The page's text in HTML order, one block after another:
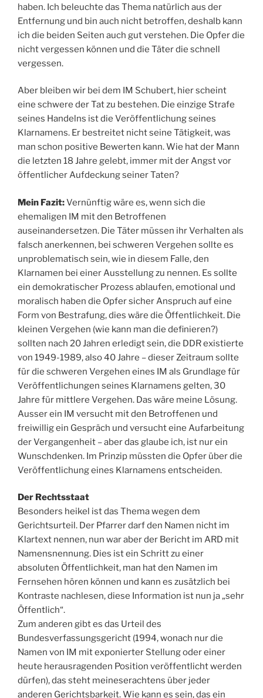
haben. Ich beleuchte das Thema natürlich aus der
Entfernung und bin auch nicht betroffen, deshalb kann
ich die beiden Seiten auch gut verstehen. Die Opfer die
nicht vergessen können und die Täter die schnell
vergessen.
Aber bleiben wir bei dem IM Schubert, hier scheint
eine schwere der Tat zu bestehen. Die einzige Strafe
seines Handelns ist die Veröffentlichung seines
Klarnamens. Er bestreitet nicht seine Tätigkeit, was
man schon positive Bewerten kann. Wie hat der Mann
die letzten 18 Jahre gelebt, immer mit der Angst vor
öffentlicher Aufdeckung seiner Taten?
Mein Fazit:Vernünftig wäre es, wenn sich die
ehemaligen IM mit den Betroffenen
auseinandersetzen. Die Täter müssen ihr Verhalten als
falsch anerkennen, bei schweren Vergehen sollte es
unproblematisch sein, wie in diesem Falle, den
Klarnamen bei einer Ausstellung zu nennen. Es sollte
ein demokratischer Prozess ablaufen, emotional und
moralisch haben die Opfer sicher Anspruch auf eine
Form von Bestrafung, dies wäre die Öffentlichkeit. Die
kleinen Vergehen (wie kann man die definieren?)
sollten nach 20 Jahren erledigt sein, die DDR existierte
von 1949-1989, also 40 Jahre – dieser Zeitraum sollte
für die schweren Vergehen eines IM als Grundlage für
Veröffentlichungen seines Klarnamens gelten, 30
Jahre für mittlere Vergehen. Das wäre meine Lösung.
Ausser ein IM versucht mit den Betroffenen und
freiwillig ein Gespräch und versucht eine Aufarbeitung
der Vergangenheit – aber das glaube ich, ist nur ein
Wunschdenken. Im Prinzip müssten die Opfer über die
Veröffentlichung eines Klarnamens entscheiden.
Der Rechtsstaat
Besonders heikel ist das Thema wegen dem
Gerichtsurteil. Der Pfarrer darf den Namen nicht im
Klartext nennen, nun war aber der Bericht im ARD mit
Namensnennung. Dies ist ein Schritt zu einer
absoluten Öffentlichkeit, man hat den Namen im
Fernsehen hören können und kann es zusätzlich bei
Kontraste nachlesen, diese Information ist nun ja „sehr
Öffentlich“.
Zum anderen gibt es das Urteil des
Bundesverfassungsgericht (1994, wonach nur die
Namen von IM mit exponierter Stellung oder einer
heute herausragenden Position veröffentlicht werden
dürfen), das steht meineserachtens über jeder
anderen Gerichtsbarkeit. Wie kann es sein, das ein